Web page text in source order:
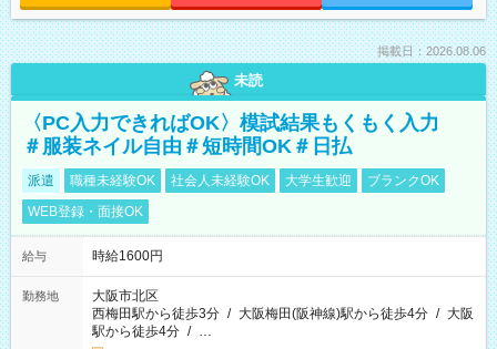
掲載日：2026.08.06
未読
〈PC入力できればOK〉模試結果もくもく入力
＃服装ネイル自由＃短時間OK＃日払
派遣 職種未経験OK 社会人未経験OK 大学生歓迎
ブランクOK
WEB登録・面接OK
給与 時給1600円
勤務地
大阪市北区
西梅田駅から徒歩3分 / 大阪梅田(阪神線)駅から徒歩4分 / 大阪
駅から徒歩4分 / …